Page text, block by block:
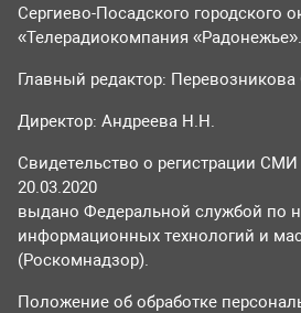
Сергиево-Посадского городского
«Телерадиокомпания «Радонежье».
Главный редактор: Перевозникова
Директор: Андреева Н.Н.
Свидетельство о регистрации
20.03.2020
выдано Федеральной службой по
информационных технологий и
(Роскомнадзор).
Положение об обработке